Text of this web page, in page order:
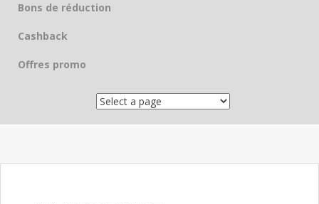
Bons de réduction
Cashback
Offres promo